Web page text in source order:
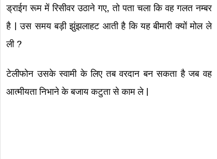
ड्राईग रूम में रिसीवर उठाने गए, तो पता चला कि वह गलत नम्बर
है | उस समय बड़ी झुंझलाहट आती है कि यह बीमारी क्यों मोल ले
ली ?
टेलीफोन उसके स्वामी के लिए तब वरदान बन सकता है जब वह
आत्मीयता निभाने के बजाय कटुता से काम ले |